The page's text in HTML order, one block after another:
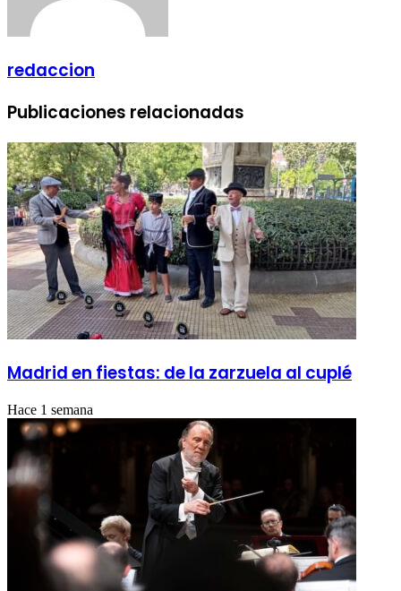
redaccion
Publicaciones relacionadas
Madrid en fiestas: de la zarzuela al cuplé
Hace 1 semana